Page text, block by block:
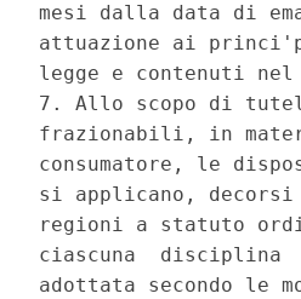
mesi dalla data di
attuazione ai
legge e contenuti nel
7. Allo scopo di
frazionabili, in
consumatore, le
si applicano,
regioni a statuto
ciascuna
adottata secondo le